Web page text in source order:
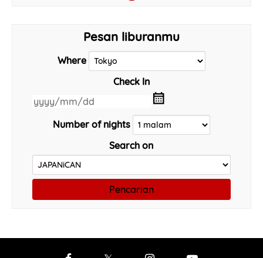
Pesan liburanmu
Where
Check In
Number of nights
Search on
Pencarian